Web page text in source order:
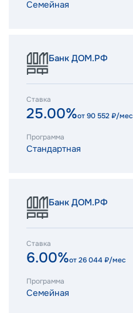
Семейная
Банк ДОМ.РФ
Ставка
25.00%от90 552₽/мес
Программа
Стандартная
Банк ДОМ.РФ
Ставка
6.00%от26 044₽/мес
Программа
Семейная